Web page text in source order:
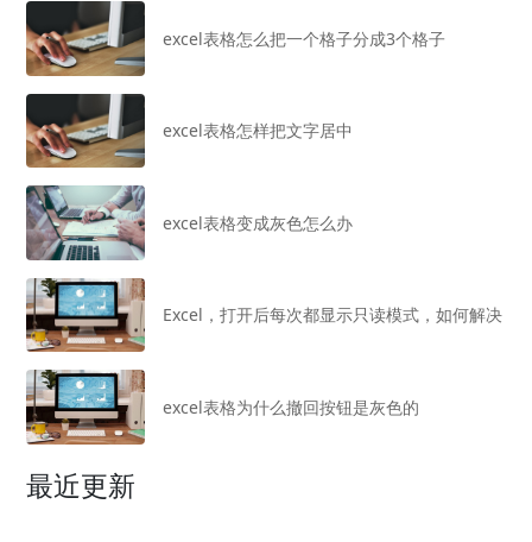
excel表格怎么把一个格子分成3个格子
excel表格怎样把文字居中
excel表格变成灰色怎么办
Excel，打开后每次都显示只读模式，如何解决
excel表格为什么撤回按钮是灰色的
最近更新